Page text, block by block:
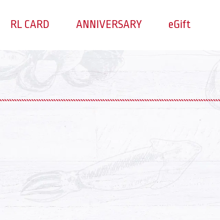
RL CARD ANNIVERSARY eGift